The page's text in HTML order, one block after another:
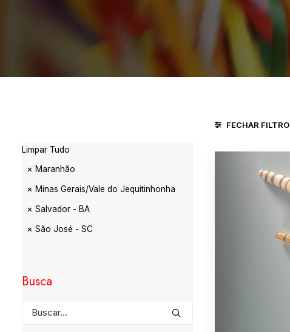
Limpar Tudo
Maranhão
Minas Gerais/Vale do Jequitinhonha
Salvador - BA
São José - SC
Busca
FECHAR FILTRO